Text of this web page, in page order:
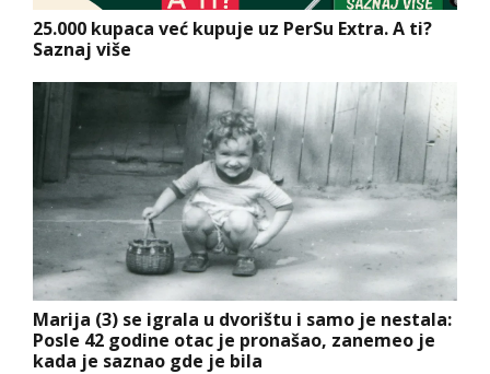
25.000 kupaca već kupuje uz PerSu Extra. A ti?
Saznaj više
Marija (3) se igrala u dvorištu i samo je nestala:
Posle 42 godine otac je pronašao, zanemeo je
kada je saznao gde je bila